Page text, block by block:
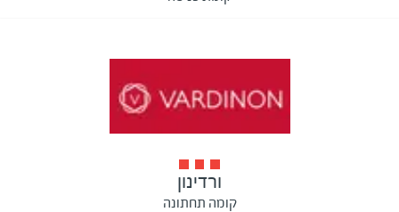
ורדינון
קומה תחתונה